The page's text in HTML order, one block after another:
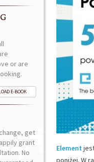
Element
poniżej. W
or are
E-BOOK
get
grant
No